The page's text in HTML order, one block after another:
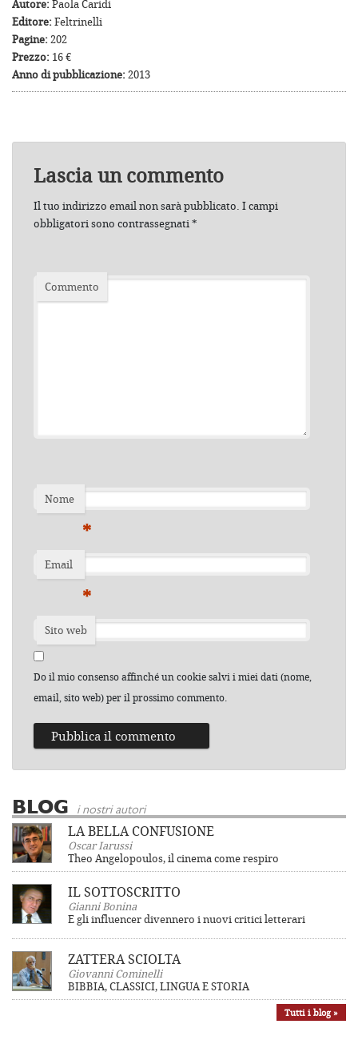
Autore: Paola Caridi
Editore: Feltrinelli
Pagine: 202
Prezzo: 16 €
Anno di pubblicazione: 2013
Lascia un commento
Il tuo indirizzo email non sarà pubblicato. I campi
obbligatori sono contrassegnati*
Commento
Nome
*
Email
*
Sito web
Do il mio consenso affinché un cookie salvi i miei dati (nome,
email, sito web) per il prossimo commento.
BLOG i nostri autori
LA BELLA CONFUSIONE
Oscar Iarussi
Theo Angelopoulos, il cinema come respiro
IL SOTTOSCRITTO
Gianni Bonina
E gli influencer divennero i nuovi critici letterari
ZATTERA SCIOLTA
Giovanni Cominelli
BIBBIA, CLASSICI, LINGUA E STORIA
Tutti i blog »